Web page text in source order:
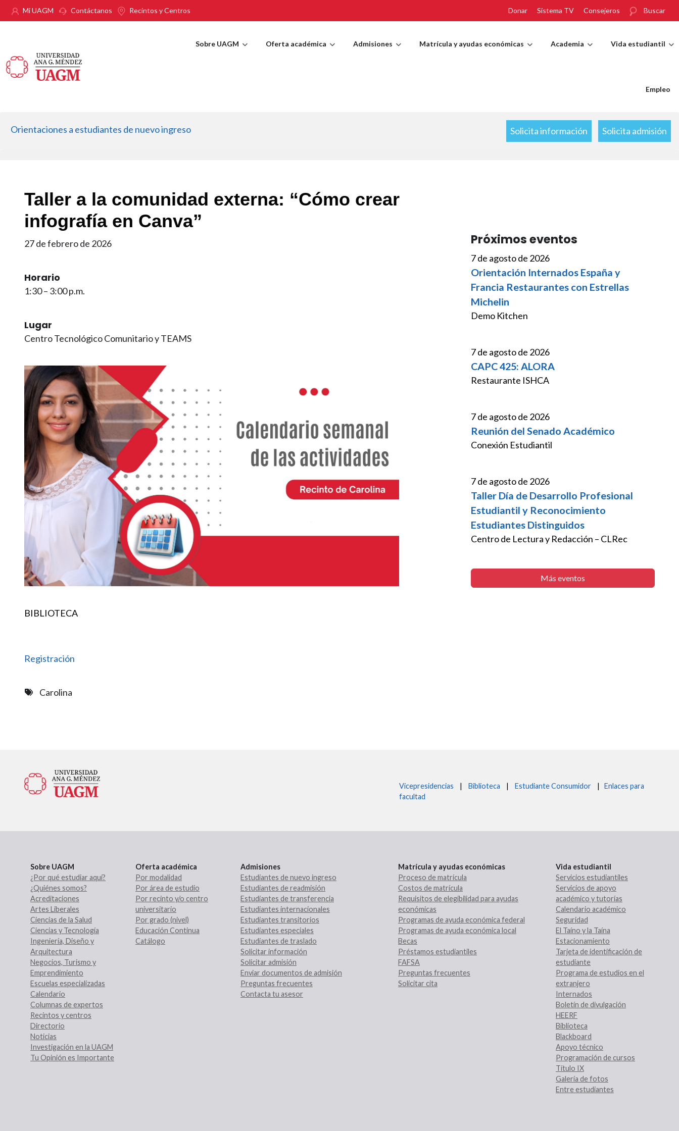
Pasar al contenido principal
Mi UAGM Contáctanos Recintos y Centros Donar Sistema TV Consejeros Buscar
Sobre UAGM Oferta académica Admisiones Matrícula y ayudas económicas Academia Vida estudiantil
Empleo
Orientaciones a estudiantes de nuevo ingreso Solicita información Solicita admisión
Taller a la comunidad externa: “Cómo crear
infografía en Canva”
27 de febrero de 2026
Horario
1:30 – 3:00 p.m.
Lugar
Centro Tecnológico Comunitario y TEAMS
Imagen
BIBLIOTECA
Registración
Carolina
Próximos eventos
7 de agosto de 2026
Orientación Internados España y
Francia Restaurantes con Estrellas
Michelin
Demo Kitchen
7 de agosto de 2026
CAPC 425: ALORA
Restaurante ISHCA
7 de agosto de 2026
Reunión del Senado Académico
Conexión Estudiantil
7 de agosto de 2026
Taller Día de Desarrollo Profesional
Estudiantil y Reconocimiento
Estudiantes Distinguidos
Centro de Lectura y Redacción – CLRec
Más eventos
Vicepresidencias | Biblioteca | Estudiante Consumidor |
Enlaces para
facultad
Sobre UAGM
¿Por qué estudiar aquí?
¿Quiénes somos?
Acreditaciones
Artes Liberales
Ciencias de la Salud
Ciencias y Tecnología
Ingeniería, Diseño y
Arquitectura
Negocios, Turismo y
Emprendimiento
Escuelas especializadas
Calendario
Columnas de expertos
Recintos y centros
Directorio
Noticias
Investigación en la UAGM
Tu Opinión es Importante
Oferta académica
Por modalidad
Por área de estudio
Por recinto y/o centro
universitario
Por grado (nivel)
Educación Continua
Catálogo
Admisiones
Estudiantes de nuevo ingreso
Estudiantes de readmisión
Estudiantes de transferencia
Estudiantes internacionales
Estudiantes transitorios
Estudiantes especiales
Estudiantes de traslado
Solicitar información
Solicitar admisión
Enviar documentos de admisión
Preguntas frecuentes
Contacta tu asesor
Matrícula y ayudas económicas
Proceso de matrícula
Costos de matrícula
Requisitos de elegibilidad para ayudas
económicas
Programas de ayuda económica federal
Programas de ayuda económica local
Becas
Préstamos estudiantiles
FAFSA
Preguntas frecuentes
Solicitar cita
Vida estudiantil
Servicios estudiantiles
Servicios de apoyo
académico y tutorías
Calendario académico
Seguridad
El Taíno y la Taína
Estacionamiento
Tarjeta de identificación de
estudiante
Programa de estudios en el
extranjero
Internados
Boletín de divulgación
HEERF
Biblioteca
Blackboard
Apoyo técnico
Programación de cursos
Título IX
Galería de fotos
Entre estudiantes